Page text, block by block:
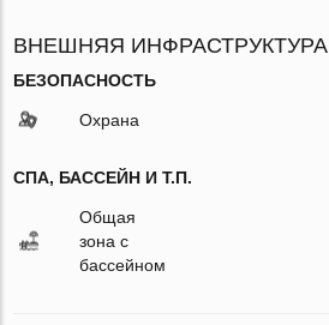
ВНЕШНЯЯ ИНФРАСТРУКТУРА
БЕЗОПАСНОСТЬ
Охрана
СПА, БАССЕЙН И Т.П.
Общая
зона с
бассейном